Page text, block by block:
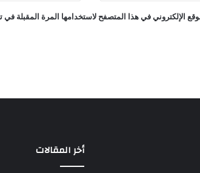
الإلكتروني في هذا المتصفح لاستخدامها المرة المقبلة في
أخر المقالات